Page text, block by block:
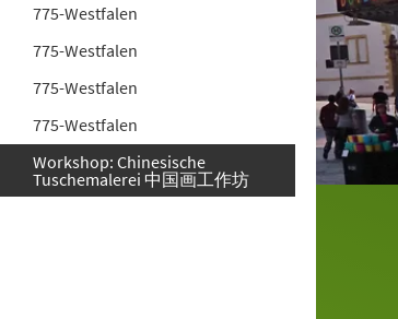
775-Westfalen
775-Westfalen
775-Westfalen
775-Westfalen
Workshop: Chinesische
Tuschemalerei 中国画工作坊